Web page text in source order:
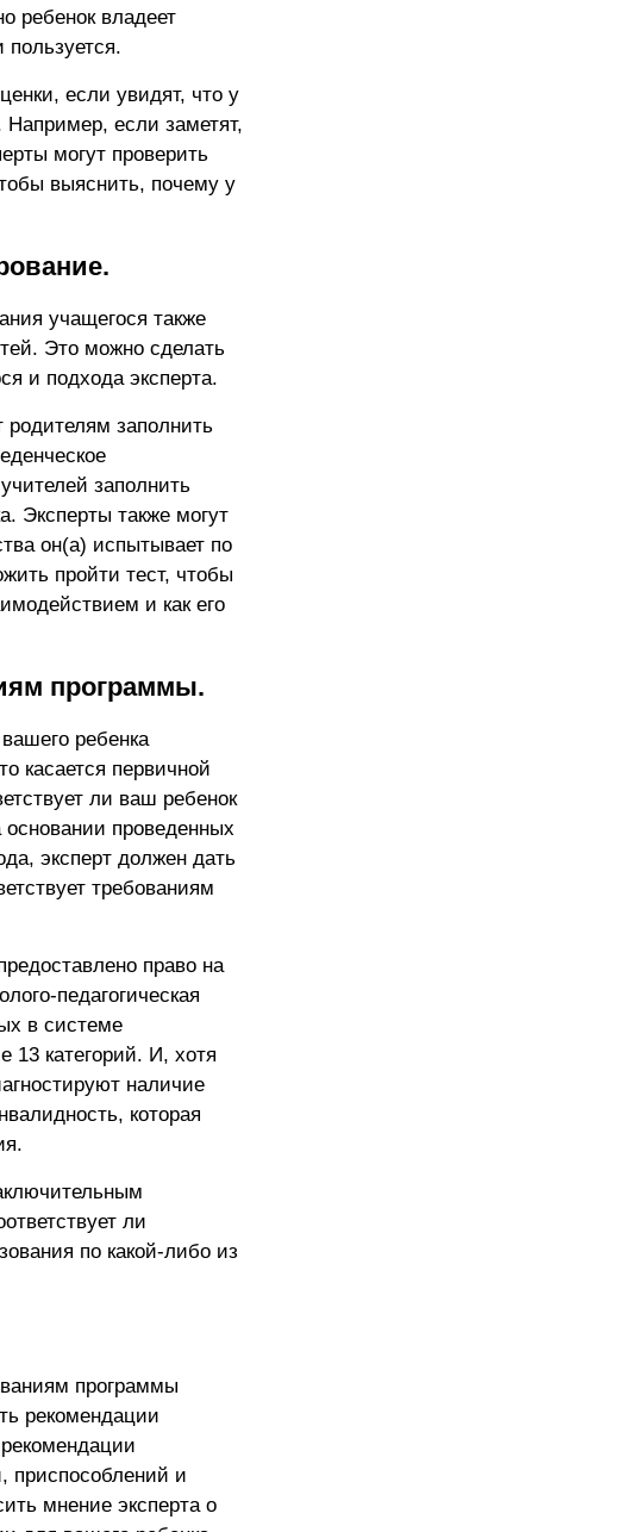
ребенок владеет
если увидят, что у
Например, если заметят,
могут проверить
выяснить, почему у
учащегося также
Это можно сделать
и подхода эксперта.
заполнить
заполнить
Эксперты также могут
он(а) испытывает по
пройти тест, чтобы
и как его
программы.
ребенка
касается первичной
ли ваш ребенок
проведенных
эксперт должен дать
требованиям
право на
педагогическая
в системе
13 категорий. И, хотя
наличие
которая
ли
по какой-либо из
программы
рекомендации
приспособлений и
мнение эксперта о